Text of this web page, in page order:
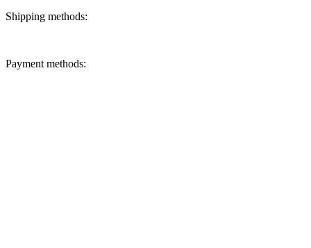
Shipping methods:
Payment methods: